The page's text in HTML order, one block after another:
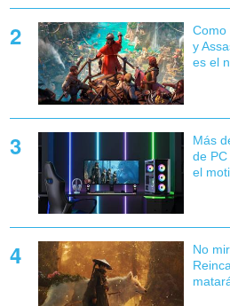
Como
y
es el
Más
de
el
No